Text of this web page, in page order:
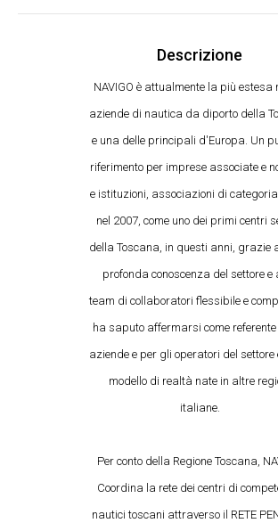
Descrizione
NAVIGO è attualmente la più estesa
aziende di nautica da diporto della
e una delle principali d'Europa. Un
riferimento per imprese associate e
e istituzioni, associazioni di
nel 2007, come uno dei primi centri
della Toscana, in questi anni, grazie
profonda conoscenza del settore e
team di collaboratori flessibile e
ha saputo affermarsi come referente
aziende e per gli operatori del settore
modello di realtà nate in altre
italiane.
Per conto della Regione Toscana,
Coordina la rete dei centri di
nautici toscani attraverso il RETE